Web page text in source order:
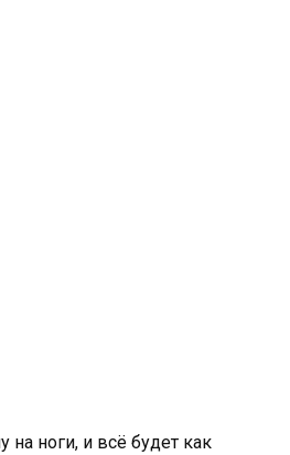
на ноги, и всё будет как